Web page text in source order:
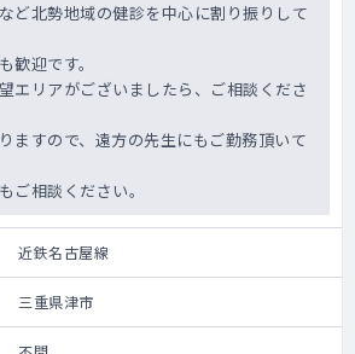
ど北勢地域の健診を中心に割り振りして
迎です。
エリアがございましたら、ご相談くださ
ますので、遠方の先生にもご勤務頂いて
相談ください。
近鉄名古屋線
三重県津市